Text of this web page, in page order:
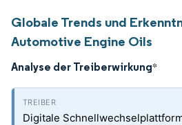
Globale Trends und
Automotive Engine Oils
Analyse der Treiberwirkung*
Digitale